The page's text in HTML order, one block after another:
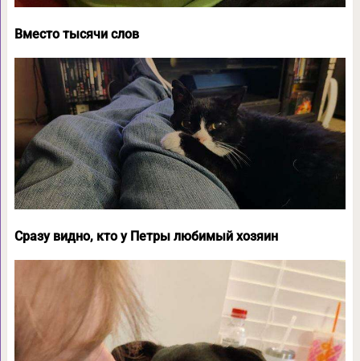
Вместо тысячи слов
Сразу видно, кто у Петры любимый хозяин